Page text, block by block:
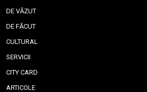
DE VĂZUT
DE FĂCUT
CULTURAL
SERVICII
CITY CARD
ARTICOLE